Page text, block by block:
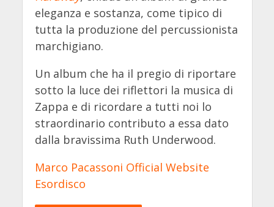
eleganza e sostanza, come tipico di
tutta la produzione del percussionista
marchigiano.
Un album che ha il pregio di riportare
sotto la luce dei riflettori la musica di
Zappa e di ricordare a tutti noi lo
straordinario contributo a essa dato
dalla bravissima Ruth Underwood.
Marco Pacassoni Official Website
Esordisco